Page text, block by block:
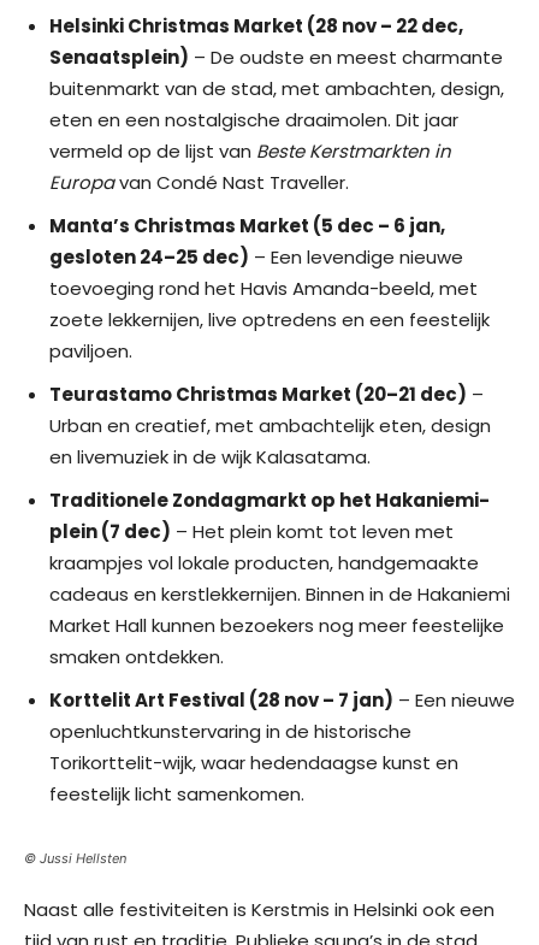
Helsinki Christmas Market (28 nov – 22 dec,
Senaatsplein) – De oudste en meest charmante
buitenmarkt van de stad, met ambachten, design,
eten en een nostalgische draaimolen. Dit jaar
vermeld op de lijst van Beste Kerstmarkten in
Europavan Condé Nast Traveller.
Manta’s Christmas Market (5 dec – 6 jan,
gesloten 24–25 dec) – Een levendige nieuwe
toevoeging rond het Havis Amanda-beeld, met
zoete lekkernijen, live optredens en een feestelijk
paviljoen.
Teurastamo Christmas Market (20–21 dec) –
Urban en creatief, met ambachtelijk eten, design
en livemuziek in de wijk Kalasatama.
Traditionele Zondagmarkt op het Hakaniemi-
plein (7 dec) – Het plein komt tot leven met
kraampjes vol lokale producten, handgemaakte
cadeaus en kerstlekkernijen. Binnen in de Hakaniemi
Market Hall kunnen bezoekers nog meer feestelijke
smaken ontdekken.
Korttelit Art Festival (28 nov – 7 jan) – Een nieuwe
openluchtkunstervaring in de historische
Torikorttelit-wijk, waar hedendaagse kunst en
feestelijk licht samenkomen.
© Jussi Hellsten
Naast alle festiviteiten is Kerstmis in Helsinki ook een